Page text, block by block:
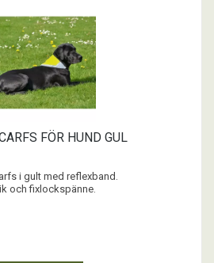
FÖR HUND GUL
i gult med reflexband.
och fixlockspänne.